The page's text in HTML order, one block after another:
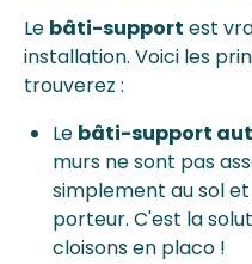
Le bâti-support est
installation. Voici les
trouverez :
Le bâti-support
murs ne sont pas
simplement au sol
porteur. C'est la
cloisons en placo !